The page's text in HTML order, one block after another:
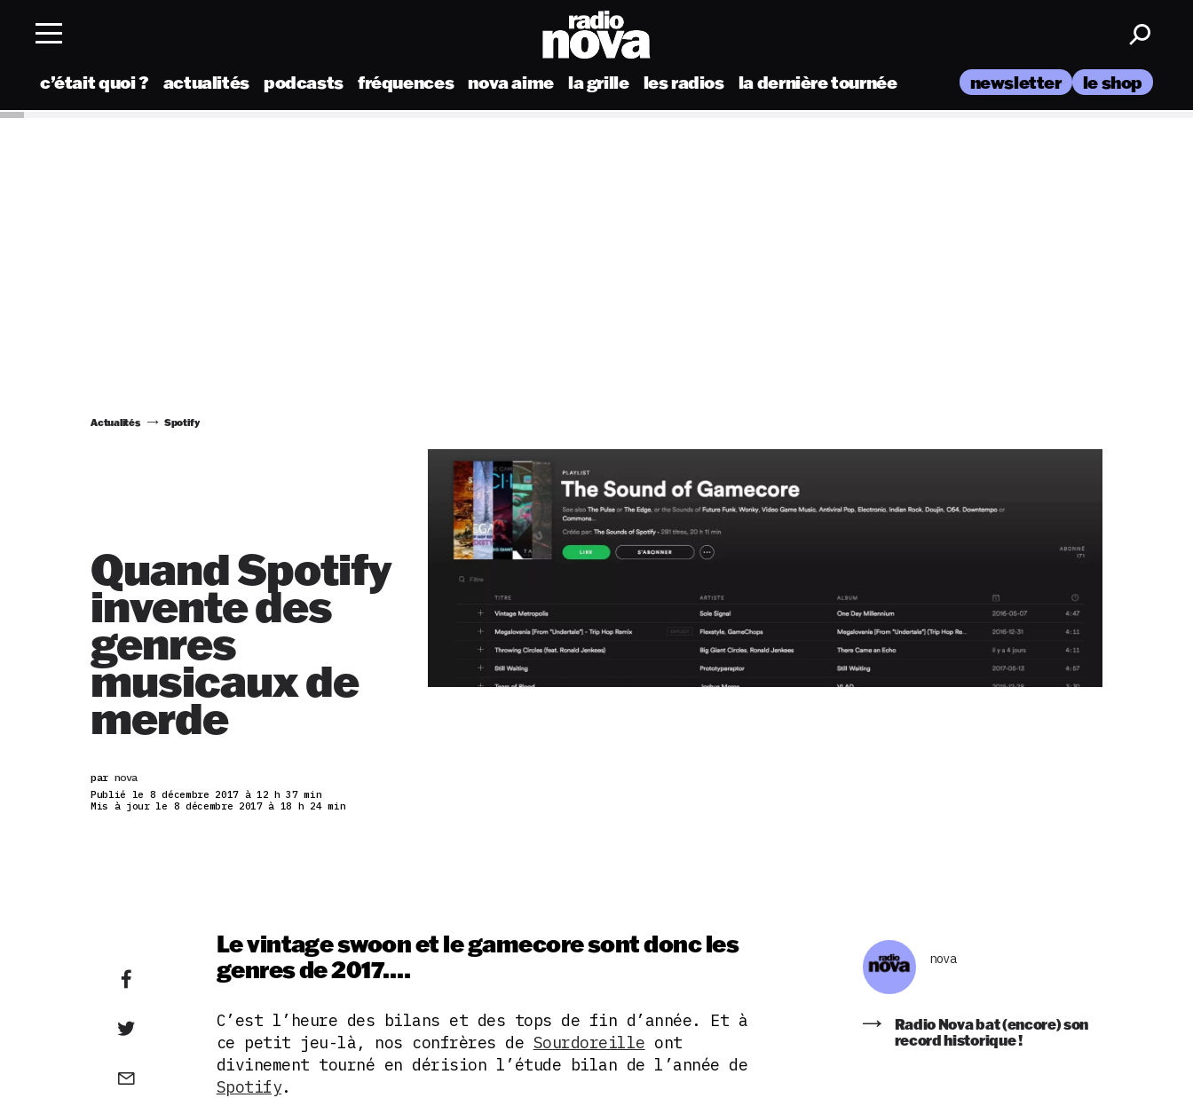
c’était quoi ? actualités podcasts fréquences nova aime la grille les radios la dernière tournée newsletter le shop
Actualités Spotify
Quand Spotify
invente des
genres
musicaux de
merde
par nova
Publié le 8 décembre 2017 à 12 h 37 min
Mis à jour le 8 décembre 2017 à 18 h 24 min
Le vintage swoon et le gamecore sont donc les
genres de 2017….
C’est l’heure des bilans et des tops de fin d’année. Et à
ce petit jeu-là, nos confrères de Sourdoreille ont
divinement tourné en dérision l’étude bilan de l’année de
Spotify.
nova
Radio Nova bat (encore) son
record historique !